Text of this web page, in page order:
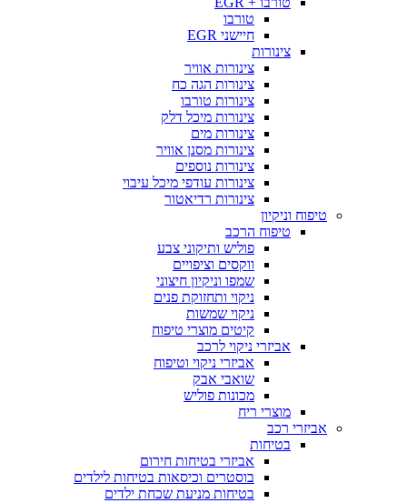
טורבו
חיישני EGR
צינורות
צינורות אוויר
צינורות הגה כח
צינורות טורבו
צינורות מיכל דלק
צינורות מים
צינורות מסנן אוויר
צינורות נוספים
צינורות עודפי מיכל עיבוי
צינורות רדיאטור
טיפוח וניקיון
טיפוח הרכב
פוליש ותיקוני צבע
ווקסים וציפויים
שמפו וניקיון חיצוני
ניקוי ותחזוקת פנים
ניקוי שמשות
קיטים מוצרי טיפוח
אביזרי ניקוי לרכב
אביזרי ניקוי וטיפוח
שואבי אבק
מכונות פוליש
מוצרי ריח
אביזרי רכב
בטיחות
אביזרי בטיחות חירום
בוסטרים וכיסאות בטיחות לילדים
בטיחות מניעת שכחת ילדים